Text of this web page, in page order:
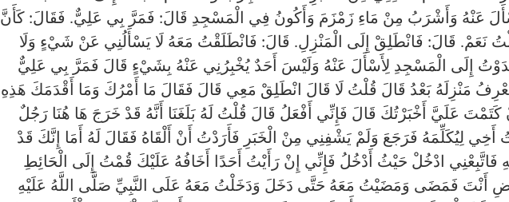
عَنْهُ وَأَشْرَبُ مِنْ مَاءِ زَمْزَمَ وَأَكُونُ فِي الْمَسْجِدِ قَالَ: فَمَرَّ بِي عَلِيٌّ. فَقَالَ: كَأَنَّ
نَعَمْ. قَالَ: فَانْطَلِقْ إِلَى الْمَنْزِلِ. قَالَ: فَانْطَلَقْتُ مَعَهُ لَا يَسْأَلُنِي عَنْ شَيْءٍ وَلَا
إِلَى الْمَسْجِدِ لِأَسْأَلَ عَنْهُ وَلَيْسَ أَحَدٌ يُخْبِرُنِي عَنْهُ بِشَيْءٍ قَالَ فَمَرَّ بِي عَلِيٌّ
مَنْزِلَهُ بَعْدُ قَالَ قُلْتُ لَا قَالَ انْطَلِقْ مَعِي قَالَ فَقَالَ مَا أَمْرُكَ وَمَا أَقْدَمَكَ هَذِهِ
كَتَمْتَ عَلَيَّ أَخْبَرْتُكَ قَالَ فَإِنِّي أَفْعَلُ قَالَ قُلْتُ لَهُ بَلَغَنَا أَنَّهُ قَدْ خَرَجَ هَا هُنَا رَجُلٌ
أَخِي لِيُكَلِّمَهُ فَرَجَعَ وَلَمْ يَشْفِنِي مِنْ الْخَبَرِ فَأَرَدْتُ أَنْ أَلْقَاهُ فَقَالَ لَهُ أَمَا إِنَّكَ قَدْ
ادْخُلْ حَيْثُ أَدْخُلُ فَإِنِّي إِنْ رَأَيْتُ أَحَدًا أَخَافُهُ عَلَيْكَ قُمْتُ إِلَى الْحَائِطِ
أَنْتَ فَمَضَى وَمَضَيْتُ مَعَهُ حَتَّى دَخَلَ وَدَخَلْتُ مَعَهُ عَلَى النَّبِيِّ صَلَّى اللَّهُ عَلَيْهِ